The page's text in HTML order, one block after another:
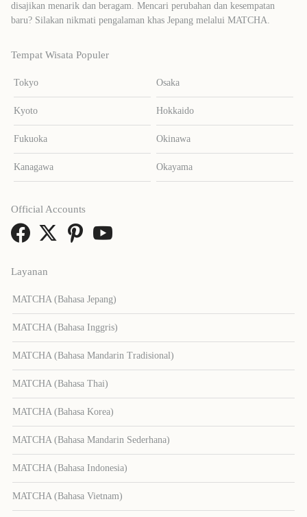
disajikan menarik dan beragam. Mencari perubahan dan kesempatan
baru? Silakan nikmati pengalaman khas Jepang melalui MATCHA.
Tempat Wisata Populer
Tokyo Osaka
Kyoto Hokkaido
Fukuoka Okinawa
Kanagawa Okayama
Layanan
MATCHA (Bahasa Jepang)
MATCHA (Bahasa Inggris)
MATCHA (Bahasa Mandarin Tradisional)
MATCHA (Bahasa Thai)
MATCHA (Bahasa Korea)
MATCHA (Bahasa Mandarin Sederhana)
MATCHA (Bahasa Indonesia)
MATCHA (Bahasa Vietnam)
Official Accounts